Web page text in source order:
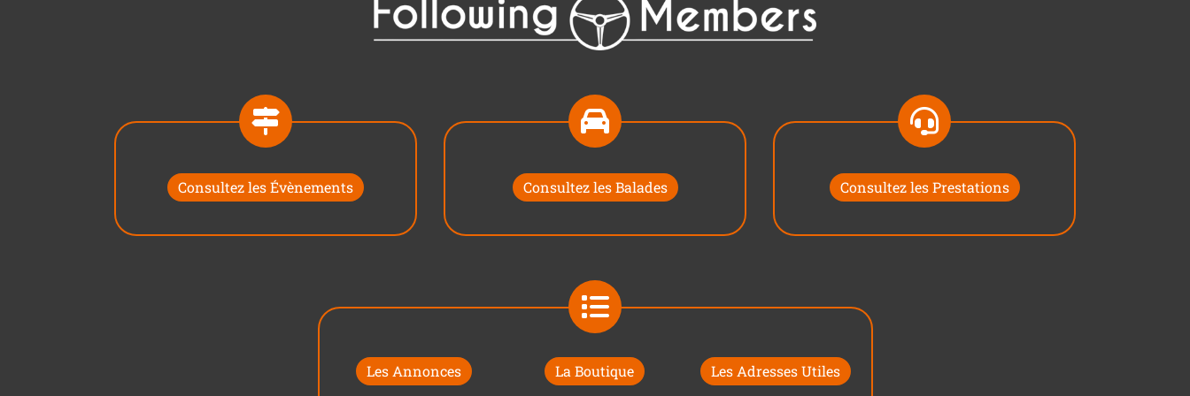
Consultez les Évènements Consultez les Balades Consultez les Prestations
Les Annonces La Boutique Les Adresses Utiles